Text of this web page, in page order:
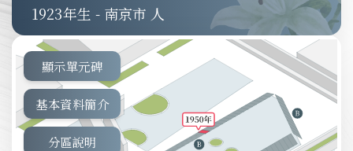
1923 - 南京市 人
顯示單元碑
基本資料簡介
分區說明